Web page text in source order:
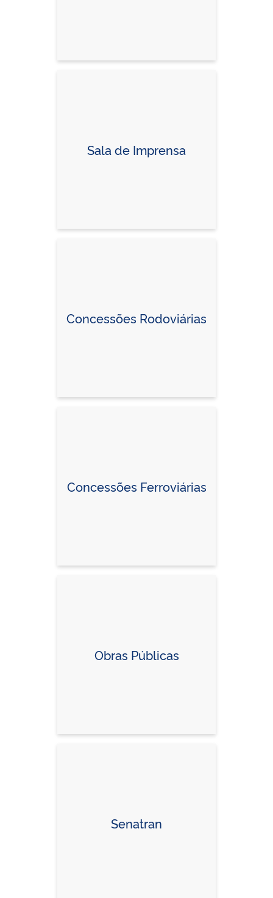
Sala de Imprensa
Concessões Rodoviárias
Concessões Ferroviárias
Obras Públicas
Senatran